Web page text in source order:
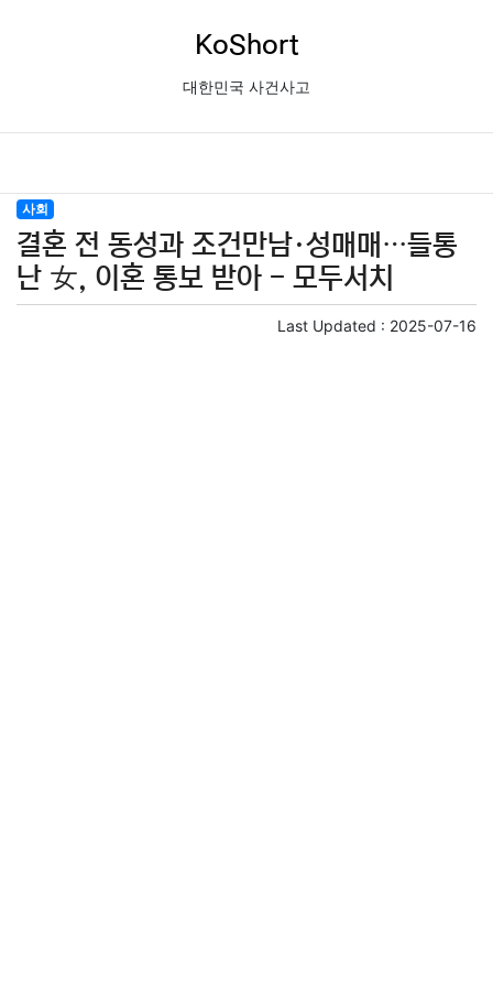
KoShort
대한민국 사건사고
사회
결혼 전 동성과 조건만남·성매매…들통
난 女, 이혼 통보 받아 - 모두서치
Last Updated : 2025-07-16